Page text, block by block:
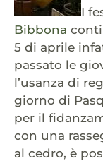
I
Bibbona
5 di aprile
passato le
l’usanza di
giorno di
per il
con una
al cedro, è